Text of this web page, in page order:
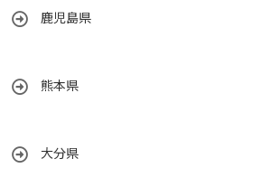
鹿児島県
熊本県
大分県